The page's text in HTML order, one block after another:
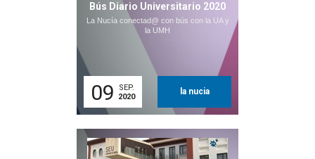
Bús Diario Universitario 2020
La Nucía conectad@ con bús con la UA y
la UMH
09
SEP.
2020
la nucia